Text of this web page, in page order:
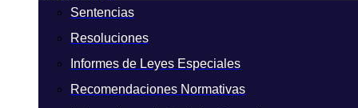
Sentencias
Resoluciones
Informes de Leyes Especiales
Recomendaciones Normativas